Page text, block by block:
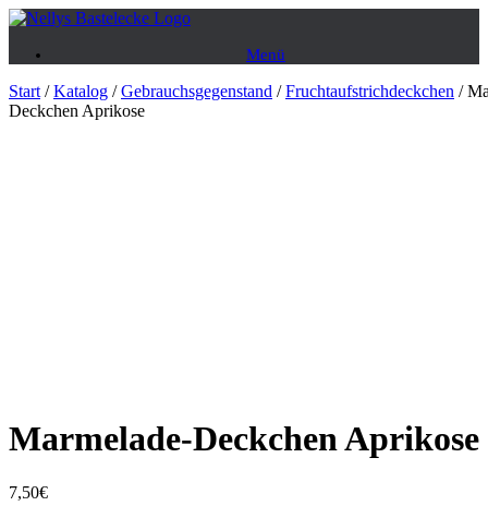
Zum
springen
Menü
Start /Katalog /Gebrauchsgegenstand /Fruchtaufstrichdeckchen /
Deckchen Aprikose
Marmelade-Deckchen Aprikose
7,50€